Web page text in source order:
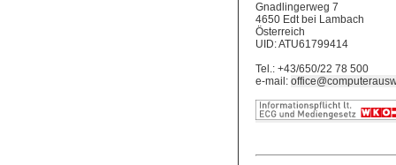
Gnadlingerweg 7
4650 Edt bei Lambach
Österreich
UID: ATU61799414
Tel.: +43/650/22 78 500
e-mail: